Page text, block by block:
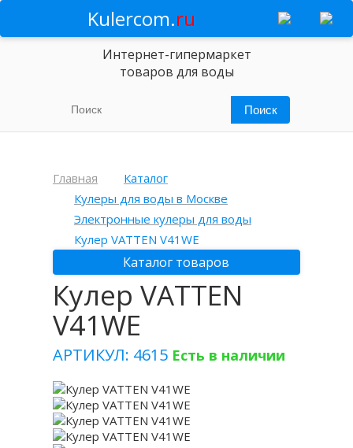
Kulercom.ru
Интернет-гипермаркет
товаров для воды
Главная
Каталог
Кулеры для воды в Москве
Электронные кулеры для воды
Кулер VATTEN V41WE
Каталог товаров
Кулер VATTEN
V41WE
АРТИКУЛ: 4615 Есть в наличии